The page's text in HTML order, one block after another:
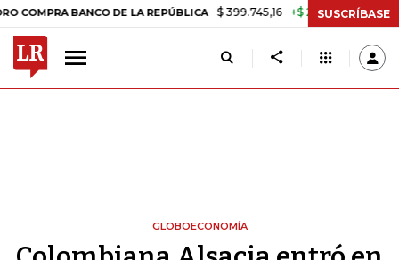
BANCO DE LA REPÚBLICA $ 399.745,16 +$ 2.295,71 +0,58%
SUSCRÍBASE
GLOBOECONOMÍA